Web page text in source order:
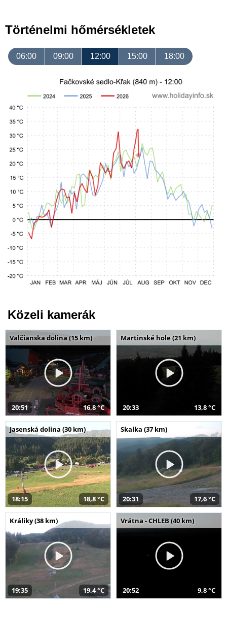
Történelmi hőmérsékletek
06:00 09:00 12:00 15:00 18:00
Közeli kamerák
Valčianska dolina (15 km)
20:51 16,8 °C
Martinské hole (21 km)
20:33 13,8 °C
Jasenská dolina (30 km)
18:15 18,8 °C
Skalka (37 km)
20:31 17,6 °C
Králiky (38 km)
19:35 19,4 °C
Vrátna - CHLEB (40 km)
20:52 9,8 °C